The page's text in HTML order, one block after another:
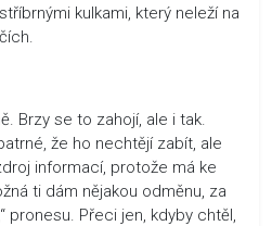
kulkami, který neleží na
Brzy se to zahojí, ale i tak.
že ho nechtějí zabít, ale
informací, protože má ke
ti dám nějakou odměnu, za
pronesu. Přeci jen, kdyby chtěl,